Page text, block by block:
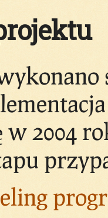
w 2004